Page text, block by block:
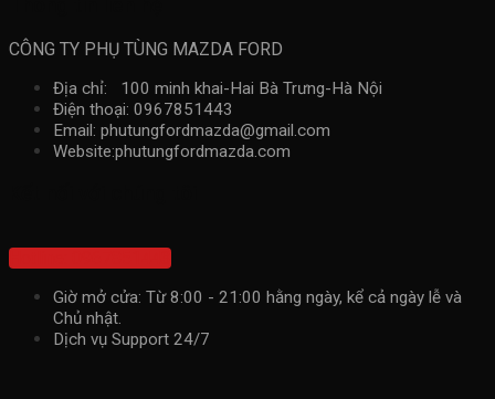
CÔNG TY PHỤ TÙNG MAZDA FORD
Địa chỉ: 100 minh khai-Hai Bà Trưng-Hà Nội
Điện thoại: 0967851443
Email: phutungfordmazda@gmail.com
Website:phutungfordmazda.com
Hotline: 0967851443
Giờ mở cửa: Từ 8:00 - 21:00 hằng ngày, kể cả ngày lễ và
Chủ nhật.
Dịch vụ Support 24/7